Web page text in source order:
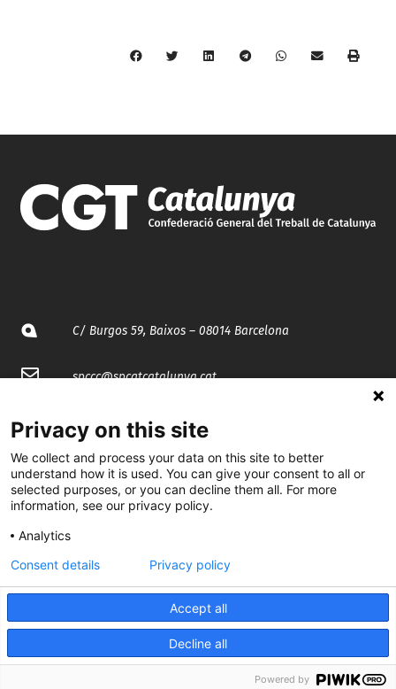
C/ Burgos 59, Baixos – 08014 Barcelona
spccc@spcgtcatalunya.cat
@CGTCatalunya
cgtcatalunya
CGTCatalunya
cgtcatalunya
Desenvolupat per
Privacy on this site
We collect and process your data on this site to better
understand how it is used. You can give your consent to all or
selected purposes, or you can decline them all. For more
information, see our privacy policy.
Analytics
Accept all
Decline all
Consent details Privacy policy
Powered by